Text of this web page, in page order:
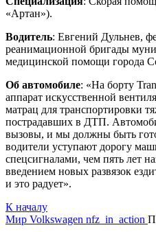
«Артан»).
Водитель: Евгений Дульнев,
реанимационной бригады
медицинской помощи города
Об автомобиле: «На борту
аппарат искусственной
матрац для транспортировки
пострадавших в ДТП.
вызовы, и мы должны быть
водители уступают дорогу
спецсигналами, чем пять лет
введением новых развязок
и это радует».
К началу
Мир Volkswagen nfz_in_action